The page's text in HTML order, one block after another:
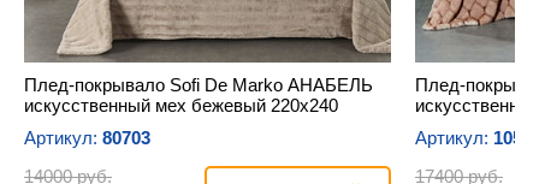
Плед-покрывало Sofi De Marko АНАБЕЛЬ
искусственный мех бежевый 220х240
Артикул: 80703
14000 руб.
Плед-
Артикул:
17400 руб.